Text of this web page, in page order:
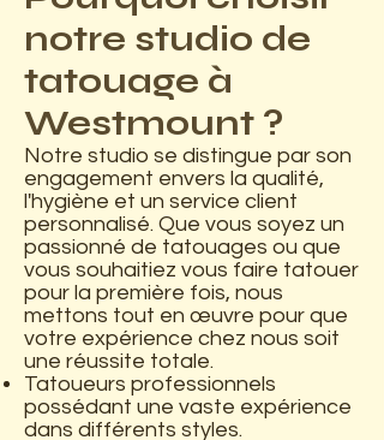
notre studio de
tatouage à
Westmount ?
Notre studio se distingue par son
engagement envers la qualité,
l'hygiène et un service client
personnalisé. Que vous soyez un
passionné de tatouages ou que
vous souhaitiez vous faire tatouer
pour la première fois, nous
mettons tout en œuvre pour que
votre expérience chez nous soit
une réussite totale.
Tatoueurs professionnels
possédant une vaste expérience
dans différents styles.